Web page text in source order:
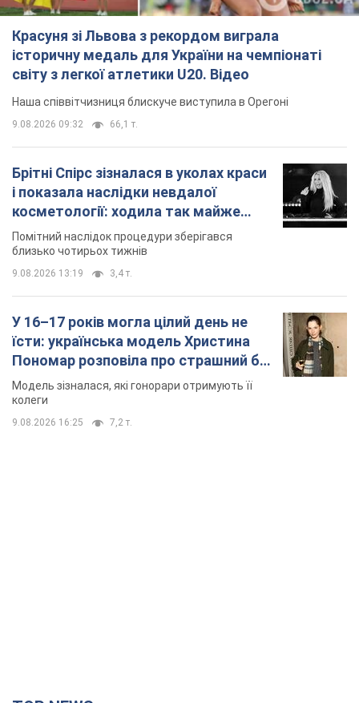
Красуня зі Львова з рекордом виграла
історичну медаль для України на чемпіонаті
світу з легкої атлетики U20. Відео
Наша співвітчизниця блискуче виступила в Орегоні
9.08.2026 09:32 66,1 т.
Брітні Спірс зізналася в уколах краси
і показала наслідки невдалої
косметології: ходила так майже
місяць
Помітний наслідок процедури зберігався
близько чотирьох тижнів
9.08.2026 13:19 3,4 т.
У 16–17 років могла цілий день не
їсти: українська модель Христина
Пономар розповіла про страшний бік
модельної кар’єри
Модель зізналася, які гонорари отримують її
колеги
9.08.2026 16:25 7,2 т.